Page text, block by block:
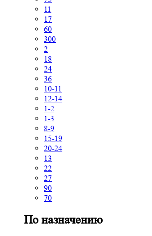
11
17
60
300
2
18
24
36
10-11
12-14
1-2
1-3
8-9
15-19
20-24
13
22
27
90
70
По назначению